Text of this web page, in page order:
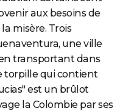
aux besoins de
misère. Trois
une ville
transportant dans
torpille qui contient
est un brûlot
la Colombie par ses